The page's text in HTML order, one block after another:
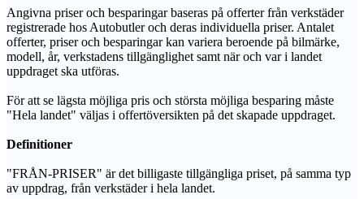
Angivna priser och besparingar baseras på offerter från verkstäder
registrerade hos Autobutler och deras individuella priser. Antalet
offerter, priser och besparingar kan variera beroende på bilmärke,
modell, år, verkstadens tillgänglighet samt när och var i landet
uppdraget ska utföras.
För att se lägsta möjliga pris och största möjliga besparing måste
"Hela landet" väljas i offertöversikten på det skapade uppdraget.
Definitioner
"FRÅN-PRISER" är det billigaste tillgängliga priset, på samma typ
av uppdrag, från verkstäder i hela landet.